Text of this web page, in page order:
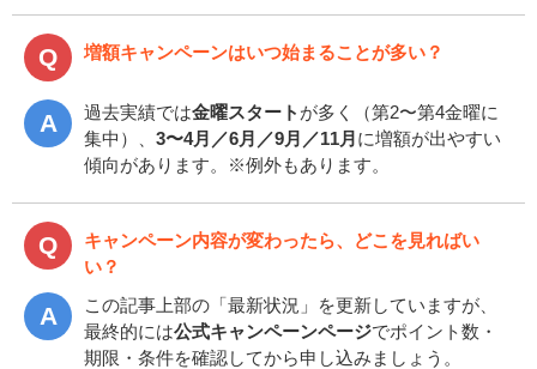
増額キャンペーンはいつ始まることが多い？
過去実績では金曜スタート が多く（第2〜第4金曜に
集中）、 3〜4月／6月／9月／11月 に増額が出やすい
傾向があります。※例外もあります。
キャンペーン内容が変わったら、どこを見ればい
い？
この記事上部の「最新状況」を更新していますが、
最終的には公式キャンペーンページでポイント数・
期限・条件を確認してから申し込みましょう。